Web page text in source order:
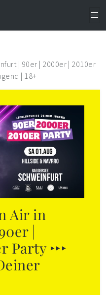
| 90er | 2000er | 2010er
| 18+
Air in
|
Party ‣‣‣